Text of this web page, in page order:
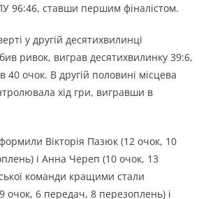
96:46, ставши першим фіналістом.
у другій десятихвилинці
ривок, виграв десятихвилинку 39:6,
очок. В другій половині місцева
хід гри, вигравши в
Вікторія Пазюк (12 очок, 10
і Анна Череп (10 очок, 13
команди кращими стали
очок, 6 передач, 8 перезоплень) і